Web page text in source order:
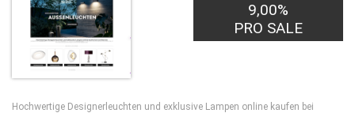
9,00%
PRO SALE
Hochwertige Designerleuchten und exklusive Lampen online kaufen bei